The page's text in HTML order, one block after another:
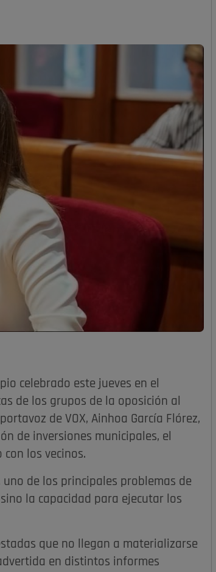
celebrado este jueves en el
de los grupos de la oposición al
de VOX, Ainhoa García Flórez,
de inversiones municipales, el
los vecinos.
de los principales problemas de
la capacidad para ejecutar los
que no llegan a materializarse
en distintos informes